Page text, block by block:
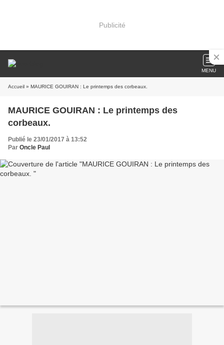
Publicité
MENU
Accueil » MAURICE GOUIRAN : Le printemps des corbeaux.
MAURICE GOUIRAN : Le printemps des
corbeaux.
Publié le 23/01/2017 à 13:52
Par Oncle Paul